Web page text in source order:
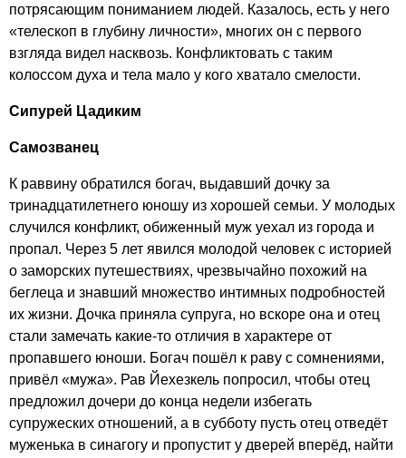
потрясающим пониманием людей. Казалось, есть у него
«телескоп в глубину личности», многих он с первого
взгляда видел насквозь. Конфликтовать с таким
колоссом духа и тела мало у кого хватало смелости.
Сипурей Цадиким
Самозванец
К раввину обратился богач, выдавший дочку за
тринадцатилетнего юношу из хорошей семьи. У молодых
случился конфликт, обиженный муж уехал из города и
пропал. Через 5 лет явился молодой человек с историей
о заморских путешествиях, чрезвычайно похожий на
беглеца и знавший множество интимных подробностей
их жизни. Дочка приняла супруга, но вскоре она и отец
стали замечать какие-то отличия в характере от
пропавшего юноши. Богач пошёл к раву с сомнениями,
привёл «мужа». Рав Йехезкель попросил, чтобы отец
предложил дочери до конца недели избегать
супружеских отношений, а в субботу пусть отец отведёт
муженька в синагогу и пропустит у дверей вперёд, найти